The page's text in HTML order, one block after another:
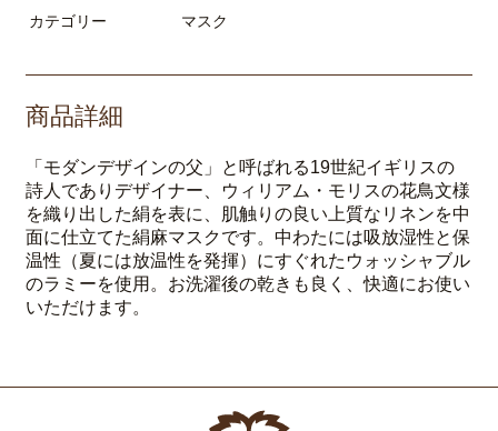
カテゴリー マスク
商品詳細
「モダンデザインの父」と呼ばれる19世紀イギリスの
詩人でありデザイナー、ウィリアム・モリスの花鳥文様
を織り出した絹を表に、肌触りの良い上質なリネンを中
面に仕立てた絹麻マスクです。中わたには吸放湿性と保
温性（夏には放温性を発揮）にすぐれたウォッシャブル
のラミーを使用。お洗濯後の乾きも良く、快適にお使い
いただけます。